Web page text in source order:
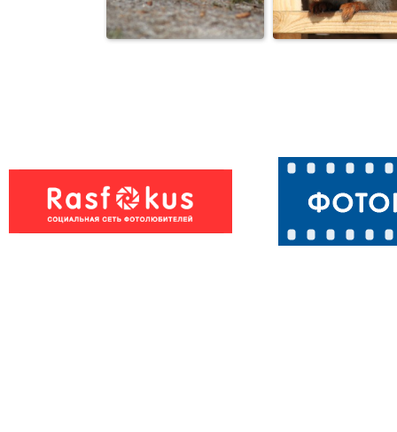
Из жизни
белочек
Может
поделишься?
белочек
Белка